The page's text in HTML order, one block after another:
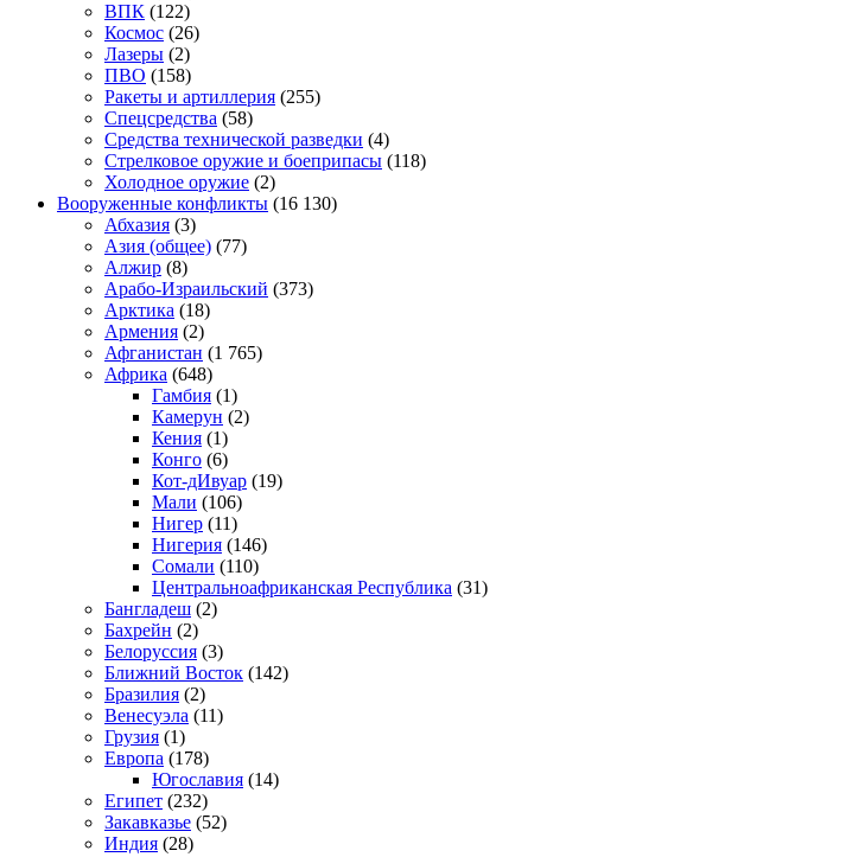
ВПК (122)
Космос (26)
Лазеры (2)
ПВО (158)
Ракеты и артиллерия (255)
Спецсредства (58)
Средства технической разведки (4)
Стрелковое оружие и боеприпасы (118)
Холодное оружие (2)
Вооруженные конфликты (16 130)
Абхазия (3)
Азия (общее) (77)
Алжир (8)
Арабо-Израильский (373)
Арктика (18)
Армения (2)
Афганистан (1 765)
Африка (648)
Гамбия (1)
Камерун (2)
Кения (1)
Конго (6)
Кот-дИвуар (19)
Мали (106)
Нигер (11)
Нигерия (146)
Сомали (110)
Центральноафриканская Республика (31)
Бангладеш (2)
Бахрейн (2)
Белоруссия (3)
Ближний Восток (142)
Бразилия (2)
Венесуэла (11)
Грузия (1)
Европа (178)
Югославия (14)
Египет (232)
Закавказье (52)
Индия (28)